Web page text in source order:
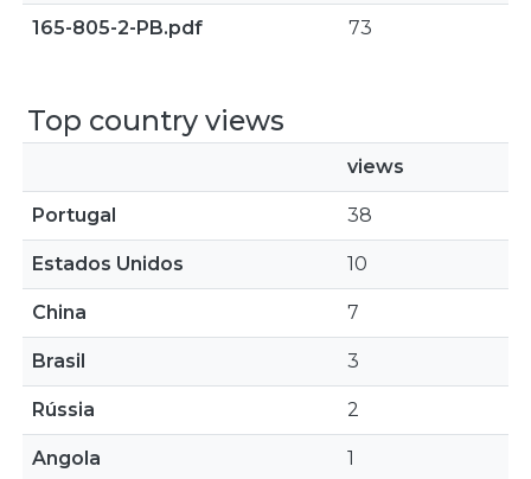
165-805-2-PB.pdf 73
Top country views
views
Portugal 38
Estados Unidos 10
China 7
Brasil 3
Rússia 2
Angola 1